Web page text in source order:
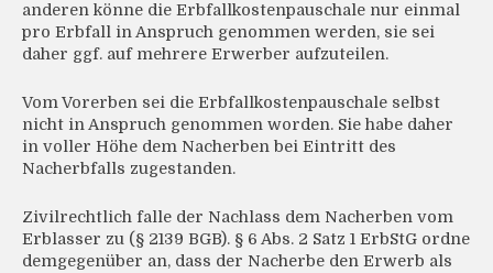
anderen könne die Erbfallkostenpauschale nur einmal
pro Erbfall in Anspruch genommen werden, sie sei
daher ggf. auf mehrere Erwerber aufzuteilen.
Vom Vorerben sei die Erbfallkostenpauschale selbst
nicht in Anspruch genommen worden. Sie habe daher
in voller Höhe dem Nacherben bei Eintritt des
Nacherbfalls zugestanden.
Zivilrechtlich falle der Nachlass dem Nacherben vom
Erblasser zu (§ 2139 BGB). § 6 Abs. 2 Satz 1 ErbStG ordne
demgegenüber an, dass der Nacherbe den Erwerb als